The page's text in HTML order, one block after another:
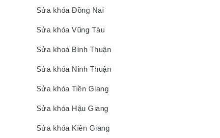
Sửa khóa Đồng Nai
Sửa khóa Vũng Tàu
Sửa khoá Bình Thuận
Sửa khóa Ninh Thuận
Sửa khóa Tiền Giang
Sửa khóa Hậu Giang
Sửa khóa Kiên Giang